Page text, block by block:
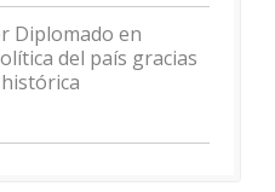
Diplomado en
del país gracias